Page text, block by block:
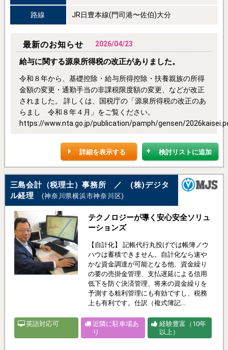
路線 JR日豊本線(門司港〜佐伯)大分
最新のお知らせ 2026/04/23
給与に関する源泉所得税の改正がありました。
令和８年から、基礎控除・給与所得控除・扶養親族の所得
金額の変更・通勤手当の非課税限度額の変更、などが改正
されました。 詳しくは、国税庁の「源泉所得税の改正のあ
らまし 令和８年４月」をご覧ください。
https://www.nta.go.jp/publication/pamph/gensen/
検討リストに追加
詳細を表示する
三島会計（税理士）事務所 ／ (株)デジタ
ル経理
(神奈川県横浜市神奈川区)
テクノロジーが導く安心安全ソリュ
ーションズ
【自計化】 記帳代行丸投げでは帳簿ノウ
ハウは蓄積できません。自計化なら速や
かな資金調達が可能となる他、資金繰り
の要の売掛金管理、支払遅延による信用
低下を防ぐ決済管理、将来の資金繰りを
予測する粗利管理にも有効ですし、税務
上も有利です。仕訳（複式簿記...
英語対応可
近隣に駐車場あ
り
経験豊富（10年
以上）